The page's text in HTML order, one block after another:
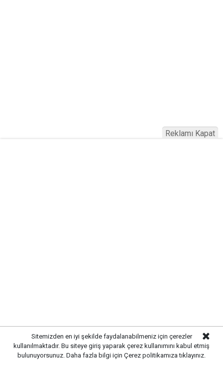
kavuşturulması planlanıyor.
Sitemizden en iyi şekilde faydalanabilmeniz için çerezler
kullanılmaktadır. Bu siteye giriş yaparak çerez kullanımını kabul etmiş
bulunuyorsunuz. Daha fazla bilgi için Çerez politikamıza tıklayınız.
Reklamı Kapat